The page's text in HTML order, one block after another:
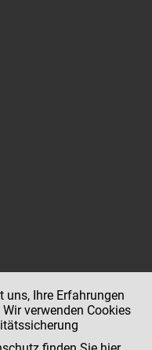
uns, Ihre Erfahrungen
verwenden Cookies